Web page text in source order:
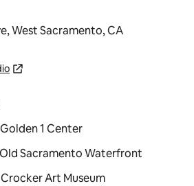
West Sacramento, CA
1 Center
Sacramento Waterfront
Art Museum